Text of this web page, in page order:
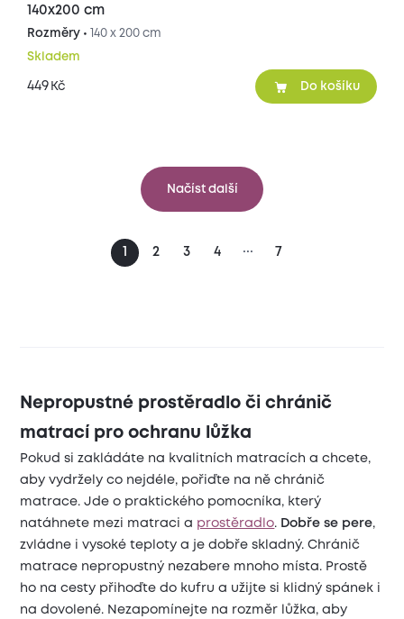
140x200 cm
Rozměry • 140 x 200 cm
Skladem
449 Kč Do košíku
Načíst další
2 3 4 ... 7
Nepropustné prostěradlo či chránič
matrací pro ochranu lůžka
Pokud si zakládáte na kvalitních matracích a chcete,
aby vydržely co nejdéle, pořiďte na ně chránič
matrace. Jde o praktického pomocníka, který
natáhnete mezi matraci a
prostěradlo. Dobře se pere,
zvládne i vysoké teploty a je dobře skladný. Chránič
matrace nepropustný nezabere mnoho místa. Prostě
ho na cesty přihoďte do kufru a užijte si klidný spánek i
na dovolené. Nezapomínejte na rozměr lůžka, aby